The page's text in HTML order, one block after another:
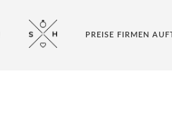
PREISE FIRMEN